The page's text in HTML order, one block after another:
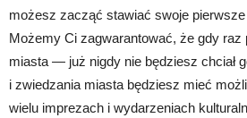
możesz zacząć stawiać swoje
Możemy Ci zagwarantować, że gdy raz
miasta — już nigdy nie będziesz chciał
i zwiedzania miasta będziesz mieć
wielu imprezach i wydarzeniach